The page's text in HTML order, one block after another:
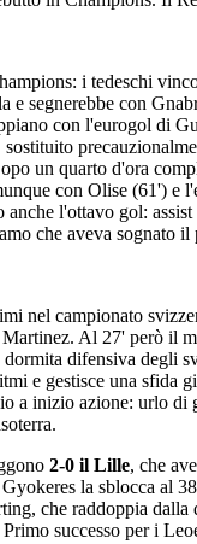
i tedeschi
segnerebbe con
con l'eurogol di
un quarto d'ora
con Olise (61') e
l'ottavo gol:
che aveva sognato
nel campionato
Al 27' però il
difensiva degli
e gestisce una sfida
inizio azione: urlo
2-0 il Lille, che
la sblocca al
che raddoppia
successo per i